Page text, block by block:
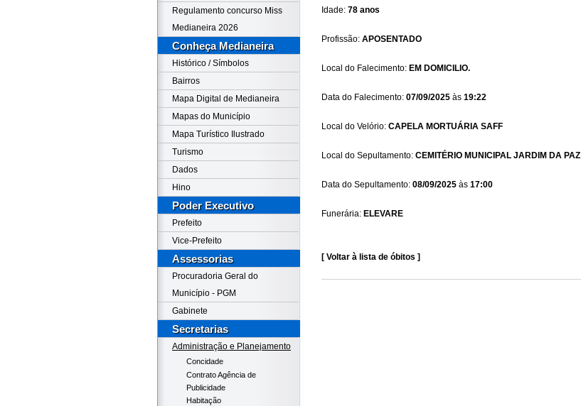
Regulamento concurso Miss
Medianeira 2026
Conheça Medianeira
Histórico / Símbolos
Bairros
Mapa Digital de Medianeira
Mapas do Município
Mapa Turístico Ilustrado
Turismo
Dados
Hino
Poder Executivo
Prefeito
Vice-Prefeito
Assessorias
Procuradoria Geral do
Município - PGM
Gabinete
Secretarias
Administração e Planejamento
Concidade
Contrato Agência de
Publicidade
Habitação
Idade: 78 anos
Profissão: APOSENTADO
Local do Falecimento: EM DOMICILIO.
Data do Falecimento: 07/09/2025 às 19:22
Local do Velório: CAPELA MORTUÁRIA SAFF
Local do Sepultamento: CEMITÉRIO MUNICIPAL JARDIM DA PAZ
Data do Sepultamento: 08/09/2025 às 17:00
Funerária: ELEVARE
[ Voltar à lista de óbitos ]